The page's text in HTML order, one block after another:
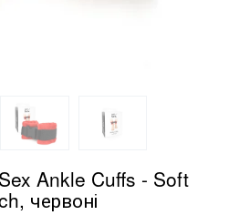
Ankle Cuffs - Soft
червоні